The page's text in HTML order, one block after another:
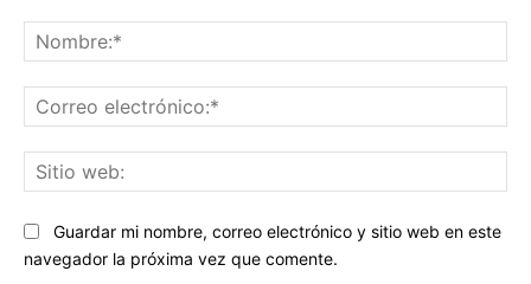
Guardar mi nombre, correo electrónico y sitio web en este
navegador la próxima vez que comente.